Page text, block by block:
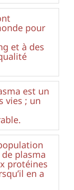
pour
et à des
est un
vies ; un
plasma
protéines
en a